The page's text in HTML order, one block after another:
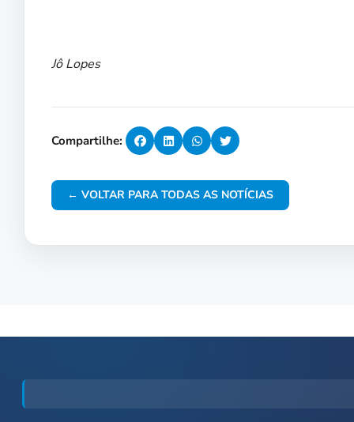
Jô Lopes
Compartilhe:
← VOLTAR PARA TODAS AS NOTÍCIAS